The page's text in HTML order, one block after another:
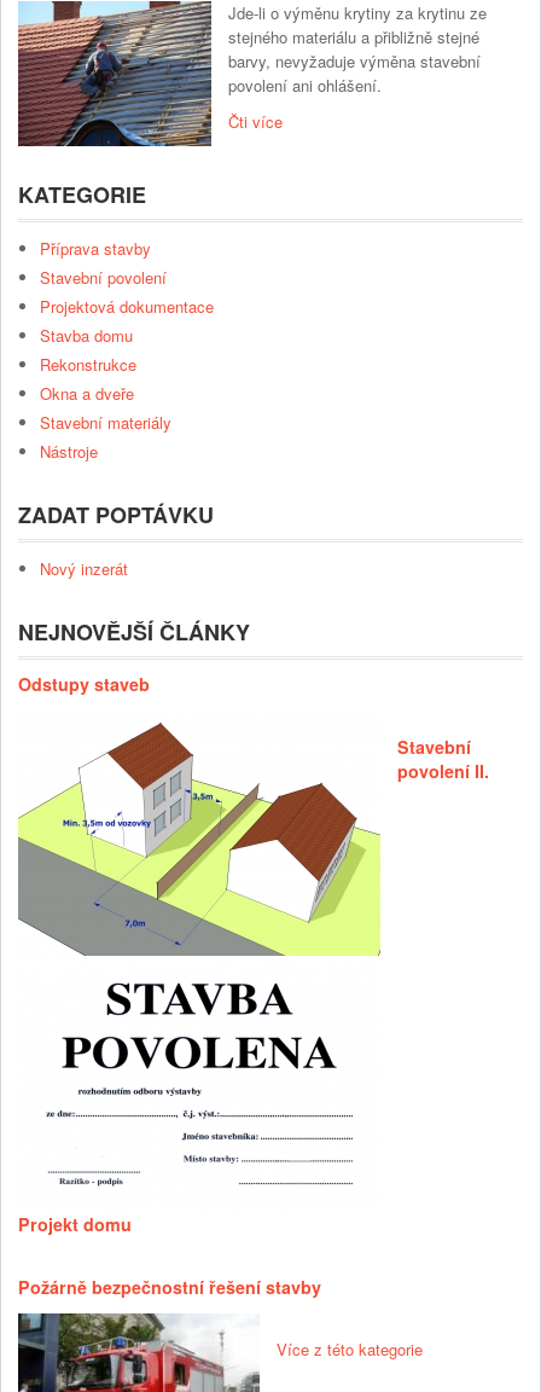
Jde-li o výměnu krytiny za krytinu ze
stejného materiálu a přibližně stejné
barvy, nevyžaduje výměna stavební
povolení ani ohlášení.
Čti více
KATEGORIE
Příprava stavby
Stavební povolení
Projektová dokumentace
Stavba domu
Rekonstrukce
Okna a dveře
Stavební materiály
Nástroje
ZADAT POPTÁVKU
Nový inzerát
NEJNOVĚJŠÍ ČLÁNKY
Odstupy staveb
Stavební
povolení II.
Projekt domu
Požárně bezpečnostní řešení stavby
Více z této kategorie